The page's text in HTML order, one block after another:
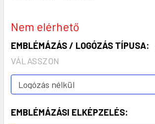
Nem elérhető
EMBLÉMÁZÁS / LOGÓZÁS TÍPUSA:
VÁLASSZON
EMBLÉMÁZÁSI ELKÉPZELÉS: